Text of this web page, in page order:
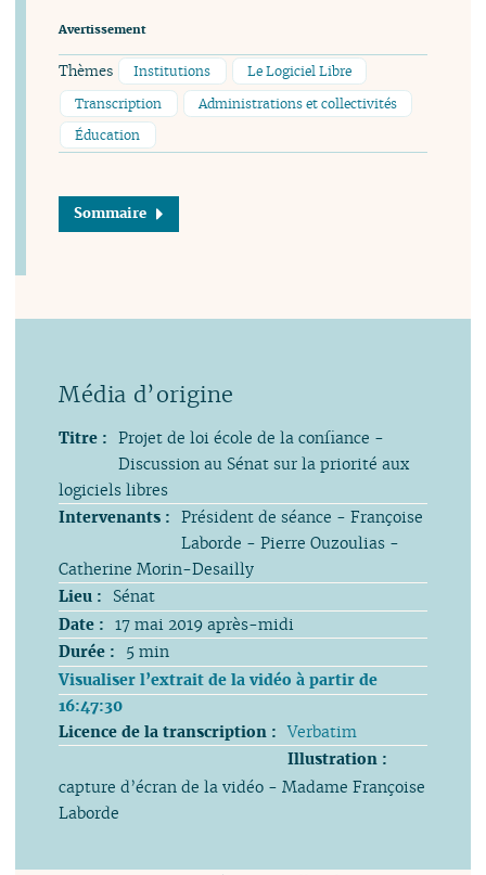
Avertissement
Thèmes Institutions
Le Logiciel Libre
Transcription
Administrations et collectivités
Éducation
Sommaire
Titre : Projet de loi école de la confiance -
Discussion au Sénat sur la priorité aux
logiciels libres
Intervenants : Président de séance - Françoise
Laborde - Pierre Ouzoulias -
Catherine Morin-Desailly
Lieu :
Sénat
Date : 17 mai 2019 après-midi
Durée :
5 min
Visualiser l’extrait de la vidéo à partir de
16:47:30
Licence de la transcription : Verbatim
Illustration :
capture d’écran de la vidéo - Madame Françoise
Laborde